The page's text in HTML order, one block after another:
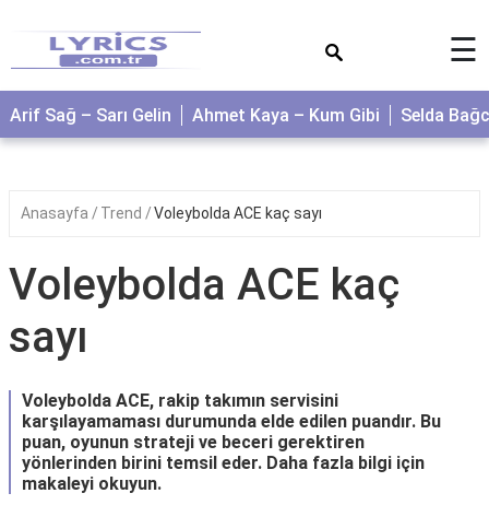
☰
Arif Sağ – Sarı Gelin Ahmet Kaya – Kum Gibi Selda
Anasayfa Trend Voleybolda ACE kaç sayı
Voleybolda ACE kaç
sayı
Voleybolda ACE, rakip takımın servisini
karşılayamaması durumunda elde edilen puandır. Bu
puan, oyunun strateji ve beceri gerektiren
yönlerinden birini temsil eder. Daha fazla bilgi için
makaleyi okuyun.